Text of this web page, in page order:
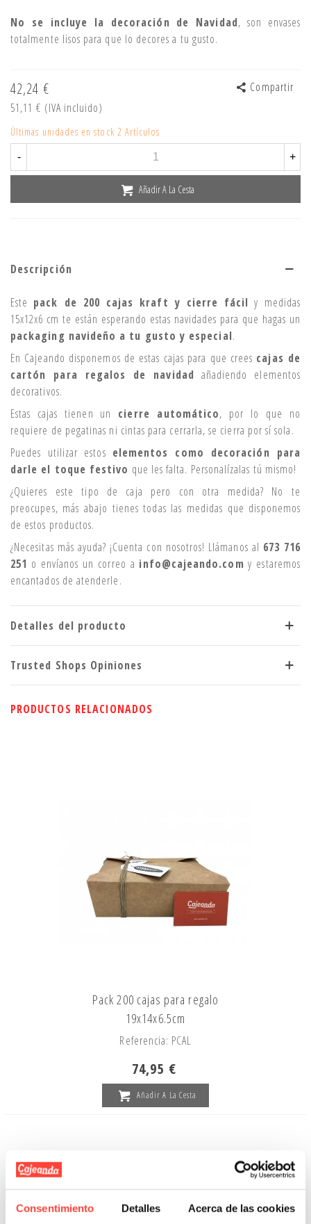
Consentimiento Detalles Acerca de las cookies
No se incluye la decoración de Navidad, son envases
totalmente lisos para que lo decores a tu gusto.
42,24 €
51,11 € (IVA incluido)
Compartir
Últimas unidades en stock 2 Artículos
- +
Añadir A La Cesta
Descripción
Este pack de 200 cajas kraft y cierre fácil y medidas
15x12x6 cm te están esperando estas navidades para que hagas un
packaging navideño a tu gusto y especial.
En Cajeando disponemos de estas cajas para que crees cajas de
cartón para regalos de navidad añadiendo elementos
decorativos.
Estas cajas tienen un cierre automático, por lo que no
requiere de pegatinas ni cintas para cerrarla, se cierra por sí sola.
Puedes utilizar estos elementos como decoración para
darle el toque festivo que les falta. Personalízalas tú mismo!
¿Quieres este tipo de caja pero con otra medida? No te
preocupes, más abajo tienes todas las medidas que disponemos
de estos productos.
¿Necesitas más ayuda? ¡Cuenta con nosotros! Llámanos al 673 716
251 o envíanos un correo a info@cajeando.com y estaremos
encantados de atenderle.
Detalles del producto
Trusted Shops Opiniones
PRODUCTOS RELACIONADOS
Pack 200 cajas para regalo
19x14x6.5cm
Referencia: PCAL
74,95 €
Añadir A La Cesta